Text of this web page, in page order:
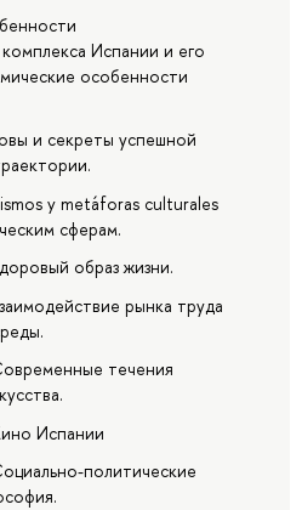
Испании и его
особенности
и секреты успешной
y metáforas culturales
сферам.
образ жизни.
рынка труда
течения
Испании
политические